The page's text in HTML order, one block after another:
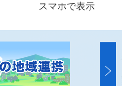
スマホで表示